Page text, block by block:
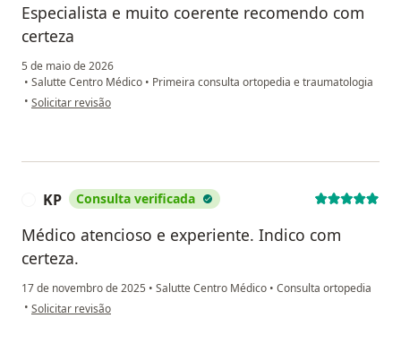
Especialista e muito coerente recomendo com
certeza
5 de maio de 2026
• Salutte Centro Médico • Primeira consulta ortopedia e traumatologia
• na opinião do utilizador Andre
Solicitar revisão
KP Consulta verificada
Médico atencioso e experiente. Indico com
certeza.
17 de novembro de 2025 • Salutte Centro Médico • Consulta ortopedia
• na opinião do utilizador KP
Solicitar revisão